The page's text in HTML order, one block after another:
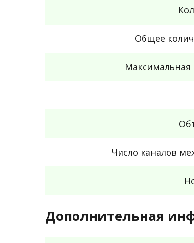
Общее
Максимальная
Число каналов
Дополнительная